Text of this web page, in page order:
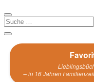
– in 16 Jahren